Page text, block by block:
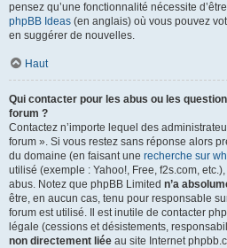
pensez qu’une fonctionnalité nécessite
phpBB Ideas (en anglais) où vous pouvez
en suggérer de nouvelles.
Haut
Qui contacter pour les abus ou les
forum ?
Contactez n’importe lequel des
forum ». Si vous restez sans réponse alors
du domaine (en faisant une recherche sur
utilisé (exemple : Yahoo!, Free, f2s.com,
abus. Notez que phpBB Limited n’a
être, en aucun cas, tenu pour responsable
forum est utilisé. Il est inutile de contacter
légale (cessions et désistements,
non directement liée au site Internet